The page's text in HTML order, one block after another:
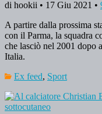
di hookii • 17 Giu 2021 •
A partire dalla prossima
con il Parma, la squadra
che lasciò nel 2001 dopo
Italia.
Ex feed, Sport